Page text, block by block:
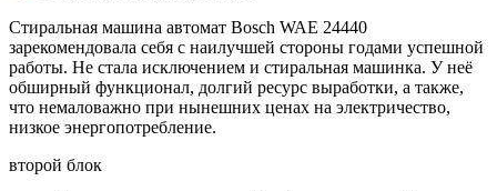
Cтиральная машина автомат Bosch WAE 24440
зарекомендовала себя с наилучшей стороны годами успешной
работы. Не стала исключением и стиральная машинка. У неё
обширный функционал, долгий ресурс выработки, а также,
что немаловажно при нынешних ценах на электричество,
низкое энергопотребление.
второй блок